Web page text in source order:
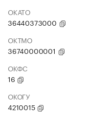
ОКАТО
36440373000
ОКТМО
36740000001
ОКФС
16
ОКОГУ
4210015